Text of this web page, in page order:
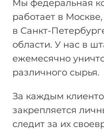
Мы федеральная
работает в
в Санкт-
области. У нас в
ежемесячно
различного сырья.
За каждым
закрепляется
следит за их